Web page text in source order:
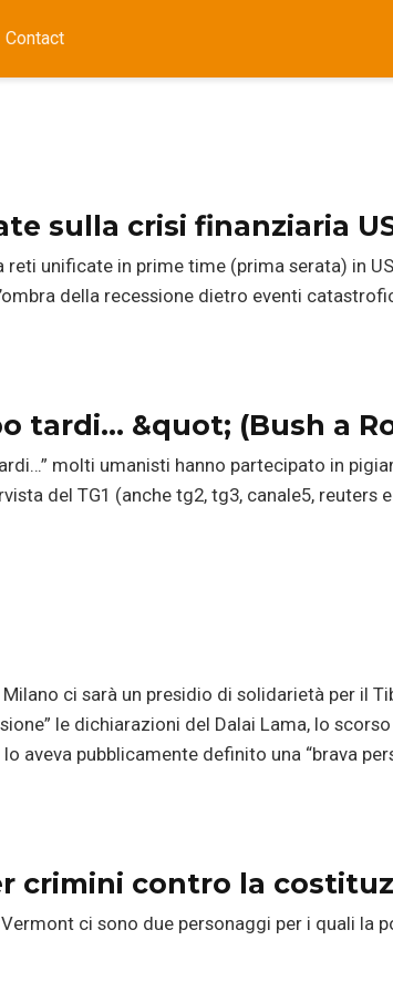
Contact
sulla crisi finanziaria
unificate in prime time (prima serata) in
della recessione dietro eventi
tardi… &quot; (Bush a
molti umanisti hanno partecipato in
del TG1 (anche tg2, tg3, canale5, reuters
ci sarà un presidio di solidarietà per il
le dichiarazioni del Dalai Lama, lo
aveva pubblicamente definito una “brava
crimini contro la
ci sono due personaggi per i quali la